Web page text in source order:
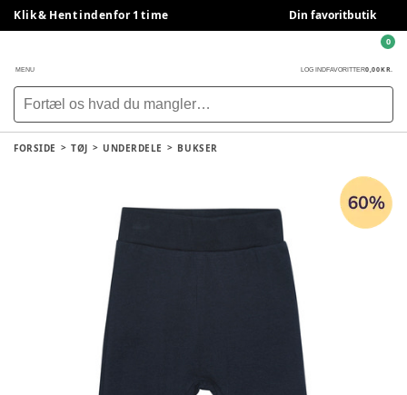
Klik & Hent indenfor 1 time Din favoritbutik
MENU LOG INDFAVORITTER0,00 KR.
0
FORSIDE TØJ UNDERDELE BUKSER